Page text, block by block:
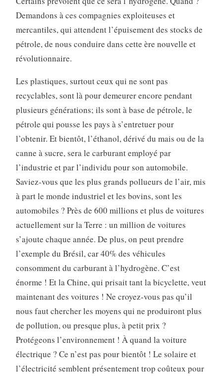
Demandons à ces compagnies exploiteuses et
mercantiles, qui attendent l’épuisement des stocks de
pétrole, de nous conduire dans cette ère nouvelle et
révolutionnaire.
Les plastiques, surtout ceux qui ne sont pas
recyclables, sont là pour demeurer encore pendant
plusieurs générations; ils sont à base de pétrole, le
pétrole qui pousse les pays à s’entretuer pour
l’obtenir. Et bientôt, l’éthanol, dérivé du mais ou de la
canne à sucre, sera le carburant employé par
l’industrie et par l’individu pour son automobile.
Saviez-vous que les plus grands pollueurs de l’air, mis
à part le monde industriel et les bovins, sont les
automobiles ? Près de 600 millions et plus de voitures
actuellement sur la Terre : un million de voitures
s’ajoute chaque année. De plus, on peut prendre
l’exemple du Brésil, car 40% des véhicules
consomment du carburant à l’hydrogène. C’est
énorme ! Et la Chine, qui prisait tant la bicyclette, veut
maintenant des voitures ! Ne croyez-vous pas qu’il
nous faut chercher les moyens qui ne produiront plus
de pollution, ou presque plus, à petit prix ?
Protégeons l’environnement ! À quand la voiture
électrique ? Ce n’est pas pour bientôt ! Le solaire et
l’électricité semblent présentement trop coûteux pour